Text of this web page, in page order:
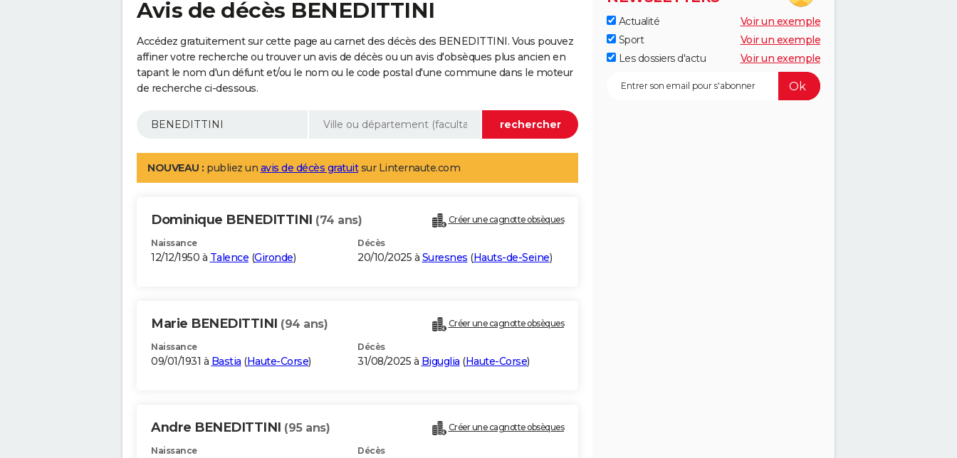
Avis de décès BENEDITTINI
Accédez gratuitement sur cette page au carnet des décès des BENEDITTINI. Vous pouvez
affiner votre recherche ou trouver un avis de décès ou un avis d'obsèques plus ancien en
tapant le nom d'un défunt et/ou le nom ou le code postal d'une commune dans le moteur
de recherche ci-dessous.
NOUVEAU : publiez un avis de décès gratuitsur Linternaute.com
Dominique BENEDITTINI (74 ans) Créer une cagnotte obsèques
Naissance
12/12/1950 à Talence (Gironde)
Décès
20/10/2025 à Suresnes (Hauts-de-Seine)
Marie BENEDITTINI (94 ans) Créer une cagnotte obsèques
Naissance
09/01/1931 à Bastia (Haute-Corse)
Décès
31/08/2025 à Biguglia (Haute-Corse)
Andre BENEDITTINI (95 ans) Créer une cagnotte obsèques
Naissance Décès
Actualité
Voir un exemple
Sport
Voir un exemple
Les dossiers d'actu
Voir un exemple